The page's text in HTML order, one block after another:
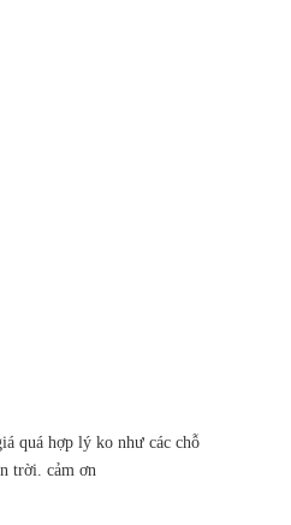
quá hợp lý ko như các chỗ
trời. cảm ơn